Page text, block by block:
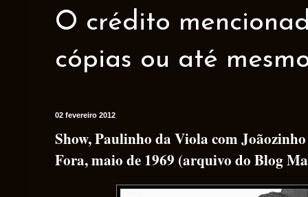
O crédito
cópias ou até
02 fevereiro 2012
Show, Paulinho da Viola com
Fora, maio de 1969 (arquivo do Blog